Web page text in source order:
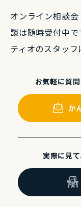
オンライン相談
談は随時受付中で
ティオのスタッフ
お気軽に質
か
実際に⾒